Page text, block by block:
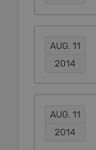
AUG. 11
2014
AUG. 11
2014